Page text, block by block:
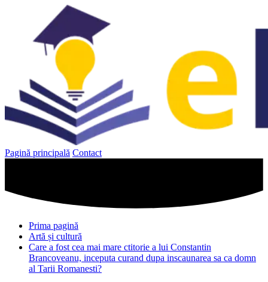
Pagină principală Contact
Prima pagină
Artă și cultură
Care a fost cea mai mare ctitorie a lui Constantin
Brancoveanu, inceputa curand dupa inscaunarea sa ca domn
al Tarii Romanesti?